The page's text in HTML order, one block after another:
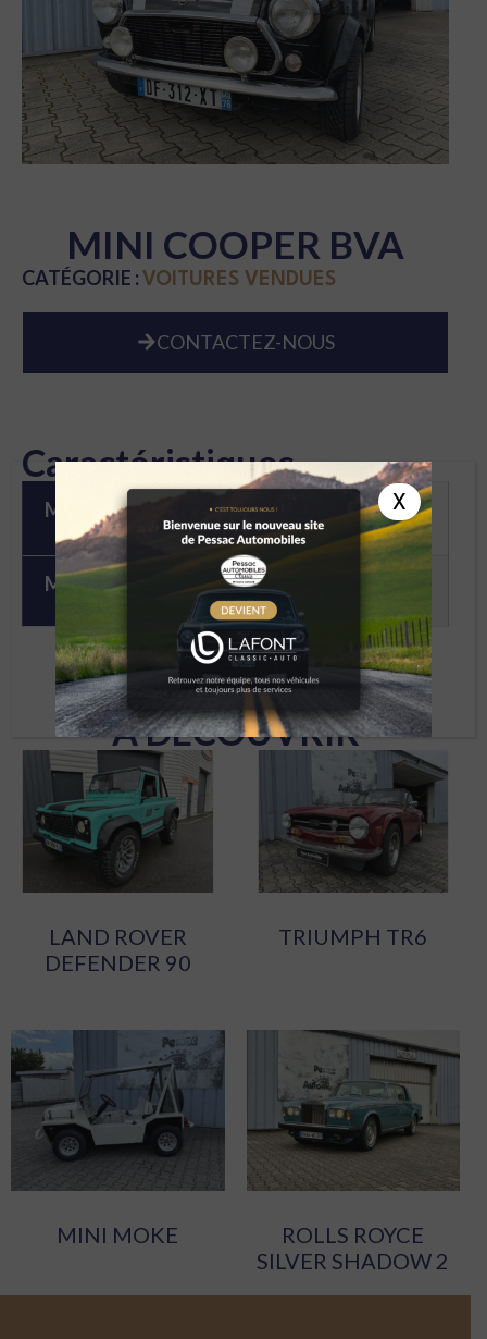
MINI COOPER BVA
CATÉGORIE : VOITURES VENDUES
CONTACTEZ-NOUS
Caractéristiques
Marque Mini
Modèle MINI COOPER BVA
À DÉCOUVRIR
LAND ROVER
DEFENDER 90
TRIUMPH TR6
MINI MOKE
ROLLS ROYCE
SILVER SHADOW 2
X